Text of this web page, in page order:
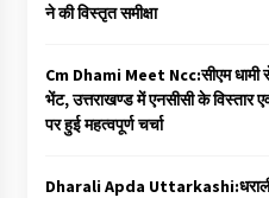
ने की विस्तृत समीक्षा
Cm Dhami Meet Ncc:सीएम धामी से
भेंट, उत्तराखण्ड में एनसीसी के
पर हुई महत्वपूर्ण चर्चा
Dharali Apda Uttarkashi:धराली